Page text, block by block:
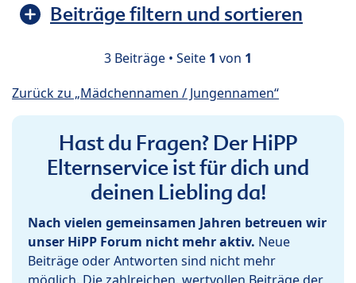
Beiträge filtern und sortieren
3 Beiträge • Seite 1 von 1
Zurück zu „Mädchennamen / Jungennamen“
Hast du Fragen? Der HiPP
Elternservice ist für dich und
deinen Liebling da!
Nach vielen gemeinsamen Jahren betreuen wir
unser HiPP Forum nicht mehr aktiv. Neue
Beiträge oder Antworten sind nicht mehr